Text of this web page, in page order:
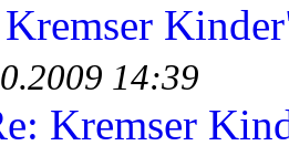
14:39
Kremser